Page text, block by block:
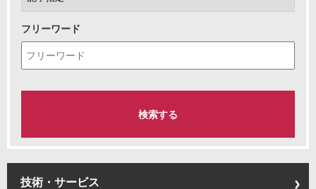
フリーワード
技術・サービス